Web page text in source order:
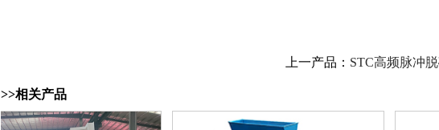
上一产品： STC高频脉冲
>>相关产品